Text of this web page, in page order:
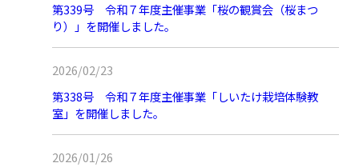
第339号 令和７年度主催事業「桜の観賞会（桜まつ
り）」を開催しました。
2026/02/23
第338号 令和７年度主催事業「しいたけ栽培体験教
室」を開催しました。
2026/01/26